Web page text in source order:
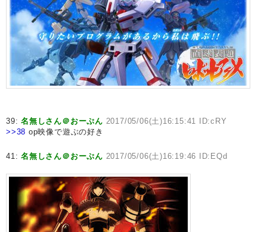
39:名無しさん＠おーぷん 2017/05/06(土)16:15:41 ID:cRY
>>38 op映像で遊ぶの好き
41:名無しさん＠おーぷん 2017/05/06(土)16:19:46 ID:EQd